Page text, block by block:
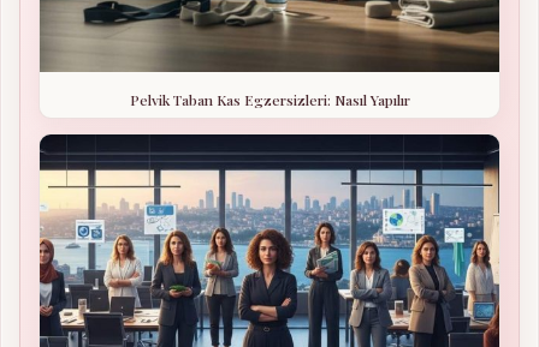
Pelvik Taban Kas Egzersizleri: Nasıl Yapılır